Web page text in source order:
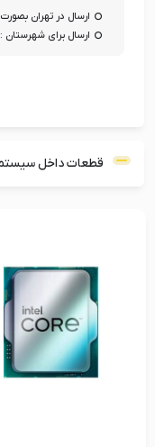
ارسال در تهران بصورت فوری و
ارسال برای شهرستان
قطعات داخل